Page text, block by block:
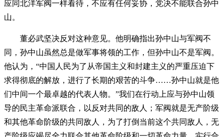
应同北洋军阀一样看待，不应有任何妥协，党决不能联合孙中
山。
董必武坚决反对这种意见。他明确指出孙中山与军阀不
同，孙中山虽然总是做军事将领的工作，但孙中山不是军阀。
他认为，“中国人民为了从帝国主义和封建主义的严重压迫下
求得彻底的解放，进行了长期的艰苦的斗争……孙中山就是他
们中间一个最卓越的代表人物。”我们在行动上应与孙中山领
导的民主革命派联合，以反对共同的敌人；军阀就是无产阶级
和其他革命阶级的共同敌人，为了打倒当前这个共同敌人，无